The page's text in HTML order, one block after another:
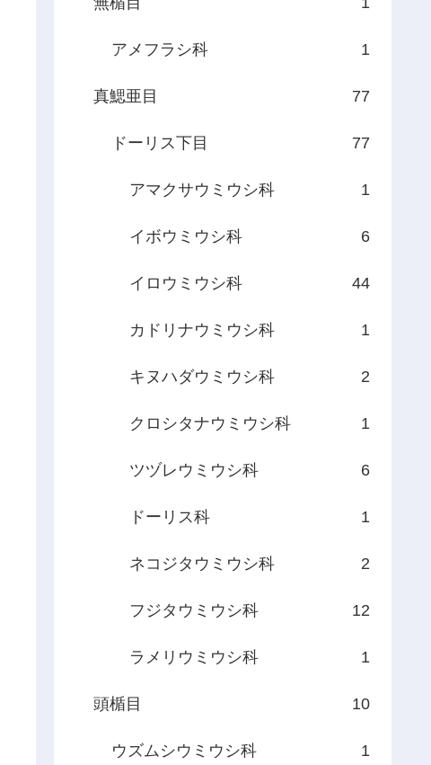
アメフラシ科 1
真鰓亜目 77
ドーリス下目 77
アマクサウミウシ科 1
イボウミウシ科 6
イロウミウシ科 44
カドリナウミウシ科 1
キヌハダウミウシ科 2
クロシタナウミウシ科 1
ツヅレウミウシ科 6
ドーリス科 1
ネコジタウミウシ科 2
フジタウミウシ科 12
ラメリウミウシ科 1
頭楯目 10
ウズムシウミウシ科 1